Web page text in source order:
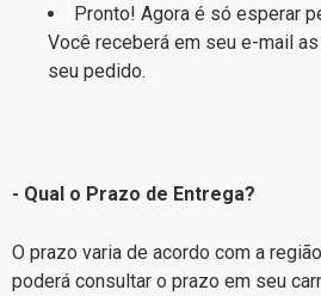
Pronto! Agora é só esperar
Você receberá em seu e-mail
seu pedido.
- Qual o Prazo de Entrega?
O prazo varia de acordo com a
poderá consultar o prazo em seu